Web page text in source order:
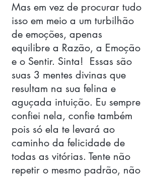
Mas em vez de procurar tudo
isso em meio a um turbilhão
de emoções, apenas
equilibre a Razão, a Emoção
e o Sentir. Sinta!  Essas são
suas 3 mentes divinas que
resultam na sua felina e
aguçada intuição. Eu sempre
confiei nela, confie também
pois só ela te levará ao
caminho da felicidade de
todas as vitórias. Tente não
repetir o mesmo padrão, não